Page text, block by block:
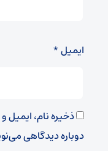
ایمیل*
ذخیره نام، ایمیل
دوباره دیدگاهی